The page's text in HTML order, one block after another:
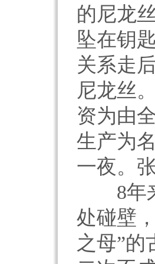
的尼龙
坠在钥
关系走
尼龙丝
资为由
生产为
一夜。
8年来
处碰壁
之母”的